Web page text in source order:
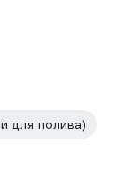
для полива)